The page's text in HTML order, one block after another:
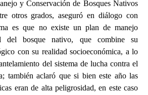
y Conservación de Bosques Nativos
otros grados, aseguró en diálogo con
es que no existe un plan de manejo
del bosque nativo, que combine su
con su realidad socioeconómica, a lo
del sistema de lucha contra el
también aclaró que si bien este año las
eran de alta peligrosidad, en este caso